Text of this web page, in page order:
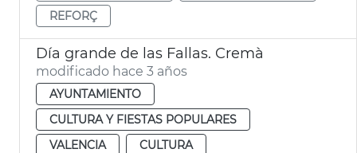
REFORÇ
Día grande de las Fallas. Cremà
modificado hace 3 años
AYUNTAMIENTO
CULTURA Y FIESTAS POPULARES
VALENCIA
CULTURA